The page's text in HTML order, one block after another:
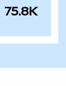
75.8K